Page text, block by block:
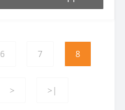
6 7 8
> >|